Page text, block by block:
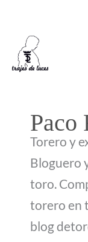
Paco
Torero y
Bloguero
toro.
torero en
blog